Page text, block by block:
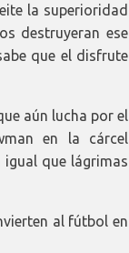
la superioridad
destruyeran ese
que el disfrute
aún lucha por el
en la cárcel
igual que lágrimas
al fútbol en